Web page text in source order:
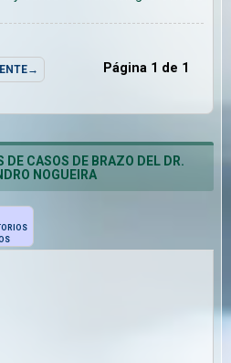
Página 1 de 1
DE CASOS DE BRAZO DEL DR.
NOGUEIRA